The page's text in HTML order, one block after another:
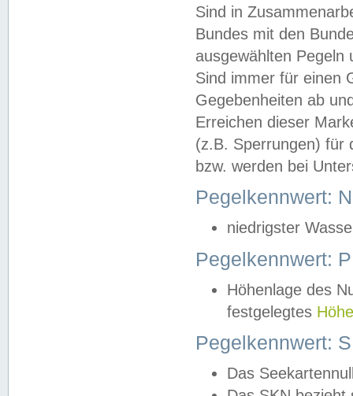
Sind in
Bundes mit den
ausgewählten
Sind immer für einen
Gegebenheiten ab
Erreichen dieser
(z.B. Sperrungen) für
bzw. werden bei
Pegelkennwert:
niedrigster
Pegelkennwert:
Höhenlage des
festgelegtes
Pegelkennwert:
Das